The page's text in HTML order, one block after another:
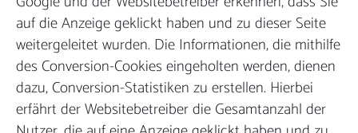
auf die Anzeige geklickt haben und zu dieser Seite
weitergeleitet wurden. Die Informationen, die mithilfe
des Conversion-Cookies eingeholten werden, dienen
dazu, Conversion-Statistiken zu erstellen. Hierbei
erfährt der Websitebetreiber die Gesamtanzahl der